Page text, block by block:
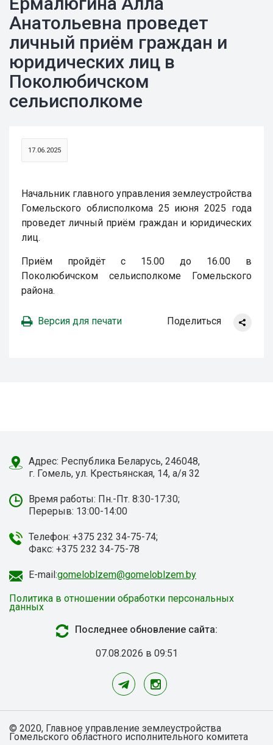
Анатольевна проведет
личный приём граждан и
юридических лиц в
Поколюбичском
сельисполкоме
17.06.2025
Начальник главного управления землеустройства
Гомельского облисполкома 25 июня 2025 года
проведет личный приём граждан и юридических
лиц.
Приём пройдёт с 15.00 до 16.00 в
Поколюбичском сельисполкоме Гомельского
района.
Версия для печати Поделиться
Адрес: Республика Беларусь, 246048,
г. Гомель, ул. Крестьянская, 14, а/я 32
Время работы: Пн.-Пт. 8:30-17:30;
Перерыв: 13:00-14:00
Телефон: +375 232 34-75-74;
Факс: +375 232 34-75-78
E-mail:gomeloblzem@gomeloblzem.by
Политика в отношении обработки персональных
данных
Последнее обновление сайта:
07.08.2026 в 09:51
© 2020, Главное управление землеустройства
Гомельского областного исполнительного комитета